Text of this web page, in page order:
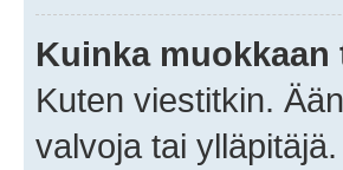
Kuinka
Kuten viestitkin.
valvoja tai